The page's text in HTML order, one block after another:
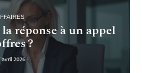
réponse à un appel
?
avril 2026